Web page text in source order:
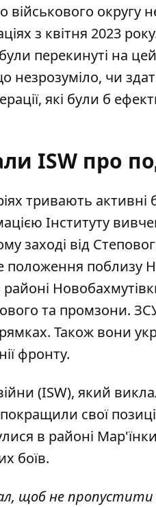
військового
з квітня 2023
перекинуті на
незрозуміло, чи
які були б
ISW про
тривають активні
Інституту
заході від
поблизу
та промзони.
Також вони
фронту.
(ISW), який
свої
в районі Мар'їнки
боїв.
, щоб не пропустити